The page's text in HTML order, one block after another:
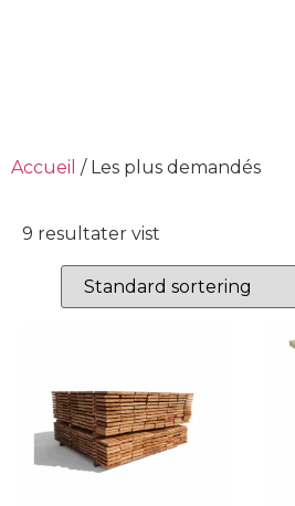
Accueil / Les plus demandés
9 resultater vist